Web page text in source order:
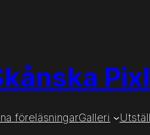
föreläsningarGalleri